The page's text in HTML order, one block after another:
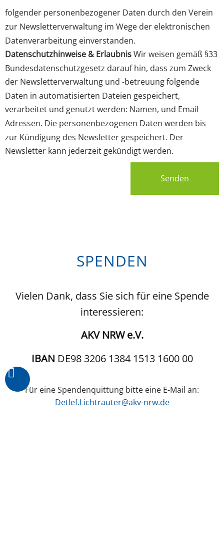
folgender personenbezogener Daten durch den Verein
zur Newsletterverwaltung im Wege der elektronischen
Datenverarbeitung einverstanden.
Datenschutzhinweise & ErlaubnisWir weisen gemäß §33
Bundesdatenschutzgesetz darauf hin, dass zum Zweck
der Newsletterverwaltung und -betreuung folgende
Daten in automatisierten Dateien gespeichert,
verarbeitet und genutzt werden: Namen, und Email
Adressen. Die personenbezogenen Daten werden bis
zur Kündigung des Newsletter gespeichert. Der
Newsletter kann jederzeit gekündigt werden.
Senden
SPENDEN
Vielen Dank, dass Sie sich für eine Spende
interessieren:
AKV NRW e.V.
IBAN DE98 3206 1384 1513 1600 00
Für eine Spendenquittung bitte eine E-Mail an:
Detlef.Lichtrauter@akv-nrw.de